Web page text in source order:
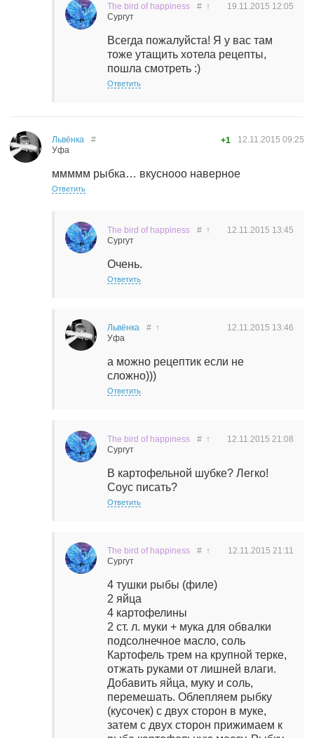
The bird of happiness
Сургут
19.11.2015 12:05
# ↑
Всегда пожалуйста! Я у вас там
тоже утащить хотела рецепты,
пошла смотреть :)
Ответить
Львёнка
Уфа
12.11.2015 09:25
# +1
ммммм рыбка… вкуснооо наверное
Ответить
The bird of happiness
Сургут
12.11.2015 13:45
# ↑
Очень.
Ответить
Львёнка
Уфа
12.11.2015 13:46
# ↑
а можно рецептик если не
сложно)))
Ответить
The bird of happiness
Сургут
12.11.2015 21:08
# ↑
В картофельной шубке? Легко!
Соус писать?
Ответить
The bird of happiness
Сургут
12.11.2015 21:11
# ↑
4 тушки рыбы (филе)
2 яйца
4 картофелины
2 ст. л. муки + мука для обвалки
подсолнечное масло, соль
Картофель трем на крупной терке,
отжать руками от лишней влаги.
Добавить яйца, муку и соль,
перемешать. Облепляем рыбку
(кусочек) с двух сторон в муке,
затем с двух сторон прижимаем к